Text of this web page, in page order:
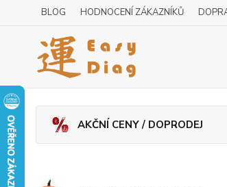
BLOG HODNOCENÍ ZÁKAZNÍKŮ
AKČNÍ CENY / DOPRODEJ